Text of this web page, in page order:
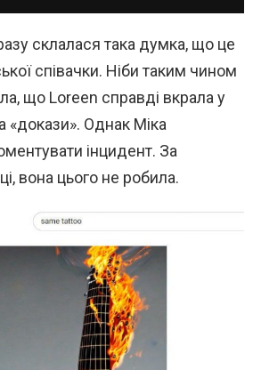
склалася така думка, що це
співачки. Ніби таким чином
що Loreen справді вкрала у
«докази». Однак Міка
інцидент. За
вона цього не робила.